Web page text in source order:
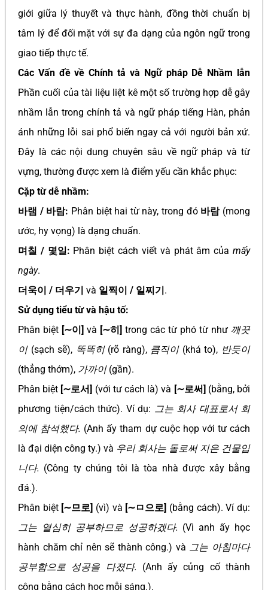
giới giữa lý thuyết và thực hành, đồng thời chuẩn bị
tâm lý để đối mặt với sự đa dạng của ngôn ngữ trong
giao tiếp thực tế.
Các Vấn đề về Chính tả và Ngữ pháp Dễ Nhầm lẫn
Phần cuối của tài liệu liệt kê một số trường hợp dễ gây
nhầm lẫn trong chính tả và ngữ pháp tiếng Hàn, phản
ánh những lỗi sai phổ biến ngay cả với người bản xứ.
Đây là các nội dung chuyên sâu về ngữ pháp và từ
vựng, thường được xem là điểm yếu cần khắc phục:
Cặp từ dễ nhầm:
바램 / 바람: Phân biệt hai từ này, trong đó 바람(mong
ước, hy vọng) là dạng chuẩn.
며칠 / 몇일: Phân biệt cách viết và phát âm củamấy
ngày.
더욱이 / 더우기 và 일찍이 / 일찌기.
Sử dụng tiểu từ và hậu tố:
Phân biệt [∼이] và [∼히] trong các từ phó từ như 깨끗
이(sạch sẽ), 똑똑히(rõ ràng), 큼직이(khá to), 반듯이
(thẳng thớm), 가까이(gần).
Phân biệt [∼로서] (với tư cách là) và [∼로써] (bằng, bởi
phương tiện/cách thức). Ví dụ: 그는 회사 대표로서 회
의에 참석했다. (Anh ấy tham dự cuộc họp với tư cách
là đại diện công ty.) và 우리 회사는 돌로써 지은 건물입
니다. (Công ty chúng tôi là tòa nhà được xây bằng
đá.).
Phân biệt [∼므로] (vì) và [∼ㅁ으로] (bằng cách). Ví dụ:
그는 열심히 공부하므로 성공하겠다. (Vì anh ấy học
hành chăm chỉ nên sẽ thành công.) và 그는 아침마다
공부함으로 성공을 다졌다. (Anh ấy củng cố thành
công bằng cách học mỗi sáng.).